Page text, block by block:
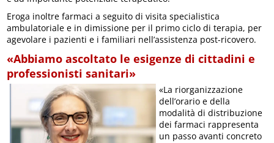
Eroga inoltre farmaci a seguito di visita specialistica
ambulatoriale e in dimissione per il primo ciclo di terapia, per
agevolare i pazienti e i familiari nell’assistenza post-ricovero.
«Abbiamo ascoltato le esigenze di cittadini e
professionisti sanitari»
«La riorganizzazione
dell’orario e della
modalità di distribuzione
dei farmaci rappresenta
un passo avanti concreto